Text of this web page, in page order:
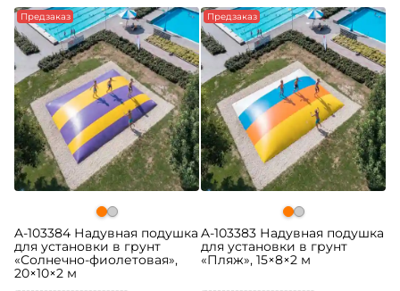
Предзаказ
A-103384 Надувная подушка
для установки в грунт
«Солнечно-фиолетовая»,
20×10×2 м
Предзаказ
A-103383 Надувная подушка
для установки в грунт
«Пляж», 15×8×2 м